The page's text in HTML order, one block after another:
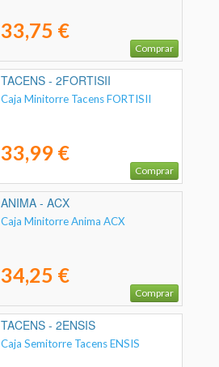
33,75 €
Comprar
TACENS - 2FORTISII
Caja Minitorre Tacens FORTISII
33,99 €
Comprar
ANIMA - ACX
Caja Minitorre Anima ACX
34,25 €
Comprar
TACENS - 2ENSIS
Caja Semitorre Tacens ENSIS